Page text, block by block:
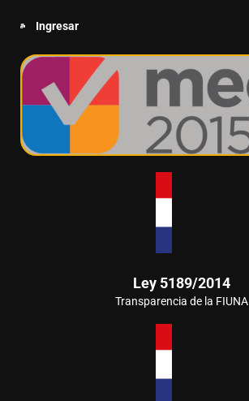
Ingresar
Ley 5189/2014
Transparencia de la FIUNA